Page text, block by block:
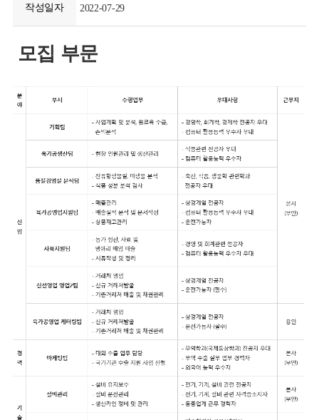
작성일자 2022-07-29
모집 부문